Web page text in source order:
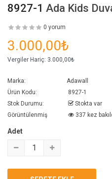
8927-1 Ada Kids
0 yorum
3.000,00₺
Vergiler Hariç: 3.000,00₺
Marka:
Adawall
Ürün Kodu:
8927-1
Stok Durumu:
Stokta var
Görüntülenmiş
337 kez
Adet